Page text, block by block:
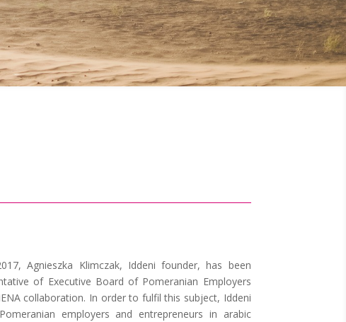
Agnieszka Klimczak, Iddeni founder, has been
of Executive Board of Pomeranian Employers
collaboration. In order to fulfil this subject, Iddeni
employers and entrepreneurs in arabic